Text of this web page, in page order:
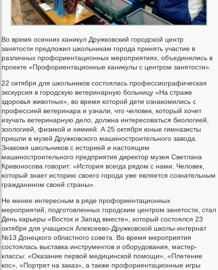
Во время осенних каникул Дружковский городской центр
занятости предложил школьникам города принять участие в
различных профориентационных мероприятиях, объединились в
проекте «Профориентационные каникулы с центром занятости».
22 октября для школьников состоялась профессиографическая
экскурсия в городскую ветеринарную больницу «На страже
здоровья животных», во время которой дети ознакомились с
профессией ветеринара и узнали, что человек, который хочет
изучать ветеринарную дело, должна интересоваться биологией,
зоологией, физикой и химией. А 25 октября юные гимназисты
пришли в музей Дружковского машиностроительного завода.
Знакомя школьников с историей и настоящим
машиностроительного предприятия директор музея Светлана
Кривоносова говорит: «История всегда рядом с нами. Человек,
который знает историю своего города уже является сознательным
гражданином своей страны».
Не менее интересным в ряде профориентационных
мероприятий, подготовленных городским центром занятости, стал
День карьеры «Восток и Запад вместе», который состоялся 23
октября для учащихся Алексеево-Дружковской школы-интернат
№13 Донецкого областного совета. Во время мероприятия
состоялась выставка инструментов и оборудования, мастер-
классы: «Оказание первой медицинской помощи», «Плетение
кос», «Портрет на заказ», а также профориентационные игры